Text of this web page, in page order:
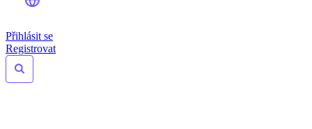
Přihlásit se
Registrovat